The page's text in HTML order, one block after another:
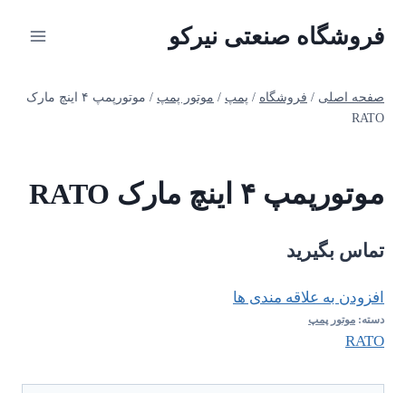
فروشگاه صنعتی نیرکو
صفحه اصلی / فروشگاه / پمپ / موتور پمپ /
موتورپمپ ۴ اینچ مارک
RATO
موتورپمپ ۴ اینچ مارک RATO
تماس بگیرید
افزودن به علاقه مندی ها
دسته: موتور پمپ
RATO